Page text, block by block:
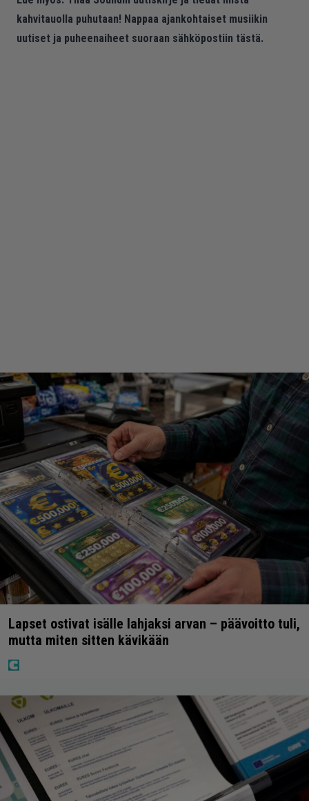
kahvitauolla puhutaan! Nappaa ajankohtaiset musiikin
uutiset ja puheenaiheet suoraan sähköpostiin tästä.
Lapset ostivat isälle lahjaksi arvan – päävoitto tuli,
mutta miten sitten kävikään